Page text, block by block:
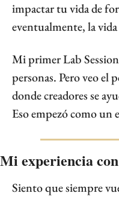
impactar tu vida de
eventualmente, la
Mi primer Lab
personas. Pero veo el
donde creadores se
Eso empezó como un
Mi experiencia
Siento que siempre